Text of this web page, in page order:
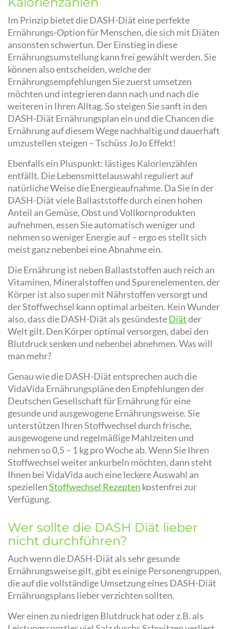
Im Prinzip bietet die DASH-Diät eine perfekte
Ernährungs-Option für Menschen, die sich mit Diäten
ansonsten schwertun. Der Einstieg in diese
Ernährungsumstellung kann frei gewählt werden. Sie
können also entscheiden, welche der
Ernährungsempfehlungen Sie zuerst umsetzen
möchten und integrieren dann nach und nach die
weiteren in Ihren Alltag. So steigen Sie sanft in den
DASH-Diät Ernährungsplan ein und die Chancen die
Ernährung auf diesem Wege nachhaltig und dauerhaft
umzustellen steigen – Tschüss JoJo Effekt!
Ebenfalls ein Pluspunkt: lästiges Kalorienzählen
entfällt. Die Lebensmittelauswahl reguliert auf
natürliche Weise die Energieaufnahme. Da Sie in der
DASH-Diät viele Ballaststoffe durch einen hohen
Anteil an Gemüse, Obst und Vollkornprodukten
aufnehmen, essen Sie automatisch weniger und
nehmen so weniger Energie auf – ergo es stellt sich
meist ganz nebenbei eine Abnahme ein.
Die Ernährung ist neben Ballaststoffen auch reich an
Vitaminen, Mineralstoffen und Spurenelementen, der
Körper ist also super mit Nährstoffen versorgt und
der Stoffwechsel kann optimal arbeiten. Kein Wunder
also, dass die DASH-Diät als gesündesteDiätder
Welt gilt. Den Körper optimal versorgen, dabei den
Blutdruck senken und nebenbei abnehmen. Was will
man mehr?
Genau wie die DASH-Diät entsprechen auch die
VidaVida Ernährungspläne den Empfehlungen der
Deutschen Gesellschaft für Ernährung für eine
gesunde und ausgewogene Ernährungsweise. Sie
unterstützen Ihren Stoffwechsel durch frische,
ausgewogene und regelmäßige Mahlzeiten und
nehmen so 0,5 – 1 kg pro Woche ab. Wenn Sie Ihren
Stoffwechsel weiter ankurbeln möchten, dann steht
Ihnen bei VidaVida auch eine leckere Auswahl an
speziellenStoffwechsel Rezepten kostenfrei zur
Verfügung.
Wer sollte die DASH Diät lieber
nicht durchführen?
Auch wenn die DASH-Diät als sehr gesunde
Ernährungsweise gilt, gibt es einige Personengruppen,
die auf die vollständige Umsetzung eines DASH-Diät
Ernährungsplans lieber verzichten sollten.
Wer einen zu niedrigen Blutdruck hat oder z.B. als